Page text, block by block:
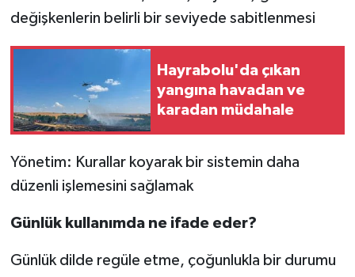
değişkenlerin belirli bir seviyede sabitlenmesi
Hayrabolu'da çıkan
yangına havadan ve
karadan müdahale
Yönetim: Kurallar koyarak bir sistemin daha
düzenli işlemesini sağlamak
Günlük kullanımda ne ifade eder?
Günlük dilde regüle etme, çoğunlukla bir durumu